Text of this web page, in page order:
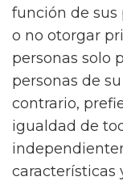
función de sus
o no otorgar
personas solo
personas de
contrario,
igualdad de
características